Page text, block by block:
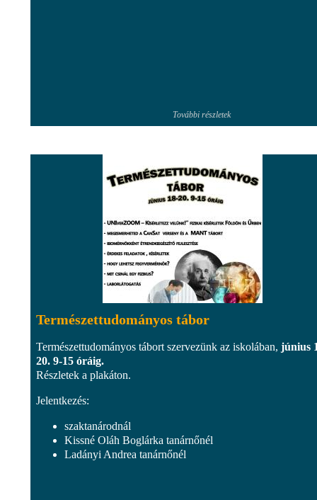
További részletek
Természettudományos tábor
Természettudományos tábort szervezünk az iskolában, június
20. 9-15 óráig.
Részletek a plakáton.
Jelentkezés:
szaktanárodnál
Kissné Oláh Boglárka tanárnőnél
Ladányi Andrea tanárnőnél